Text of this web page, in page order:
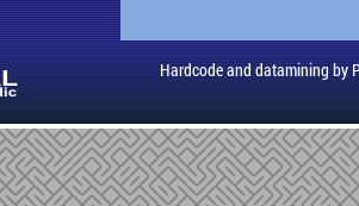
Hardcode and datamining by